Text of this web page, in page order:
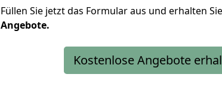
Füllen Sie jetzt das Formular aus und erhalten Sie
Angebote.
Kostenlose Angebote